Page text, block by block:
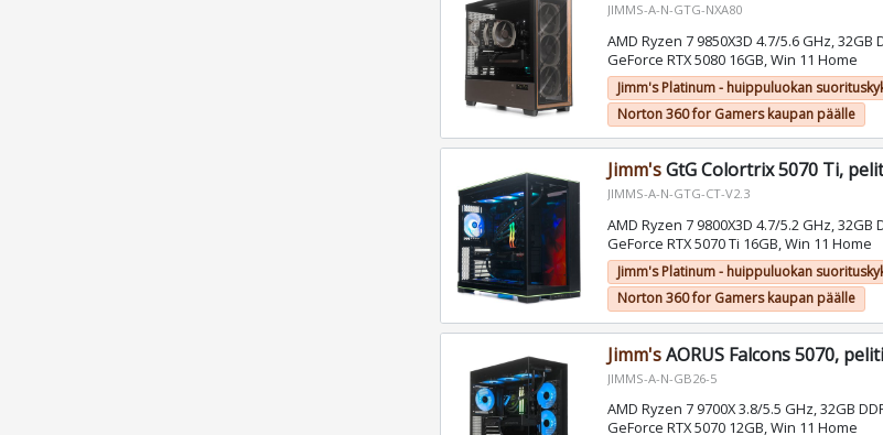
JIMMS-A-N-GTG-NXA80
AMD Ryzen 7 9850X3D 4.7/5.6 GHz, 32GB
GeForce RTX 5080 16GB, Win 11 Home
Jimm's Platinum - huippuluokan
Norton 360 for Gamers kaupan päälle
Jimm'sGtG Colortrix 5070 Ti,
JIMMS-A-N-GTG-CT-V2.3
AMD Ryzen 7 9800X3D 4.7/5.2 GHz, 32GB
GeForce RTX 5070 Ti 16GB, Win 11 Home
Jimm's Platinum - huippuluokan
Norton 360 for Gamers kaupan päälle
Jimm'sAORUS Falcons 5070,
JIMMS-A-N-GB26-5
AMD Ryzen 7 9700X 3.8/5.5 GHz, 32GB
GeForce RTX 5070 12GB, Win 11 Home